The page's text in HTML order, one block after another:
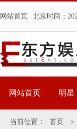
网站首页 北京时间：
网站首页 明星
当前位置： 首页 >